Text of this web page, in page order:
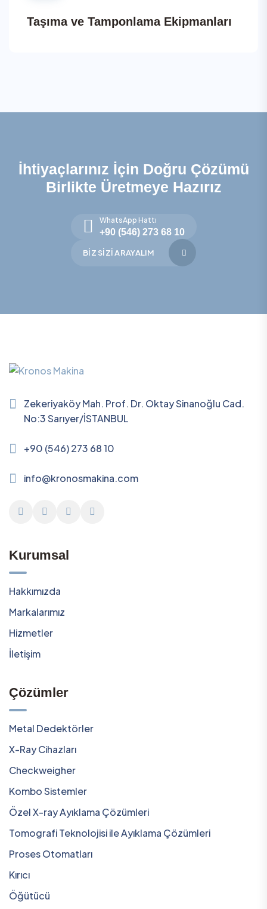
Taşıma ve Tamponlama Ekipmanları
İhtiyaçlarınız İçin Doğru Çözümü
Birlikte Üretmeye Hazırız
WhatsApp Hattı
+90 (546) 273 68 10
BIZ SIZI ARAYALIM
Zekeriyaköy Mah. Prof. Dr. Oktay Sinanoğlu Cad.
No:3 Sarıyer/İSTANBUL
+90 (546) 273 68 10
info@kronosmakina.com
Kurumsal
Hakkımızda
Markalarımız
Hizmetler
İletişim
Çözümler
Metal Dedektörler
X-Ray Cihazları
Checkweigher
Kombo Sistemler
Özel X-ray Ayıklama Çözümleri
Tomografi Teknolojisi ile Ayıklama Çözümleri
Proses Otomatları
Kırıcı
Öğütücü